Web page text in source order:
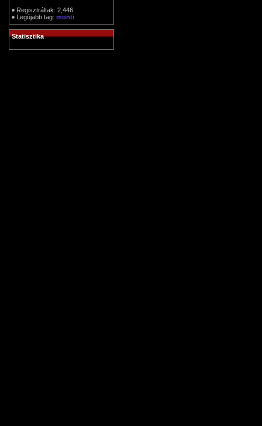
Regisztráltak: 2,446
Legújabb tag: monti
Statisztika